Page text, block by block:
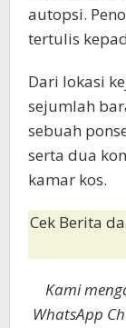
autopsi.
tertulis
Dari lokasi
sejumlah
sebuah
serta dua
kamar kos.
Cek Berita
Kami
WhatsApp